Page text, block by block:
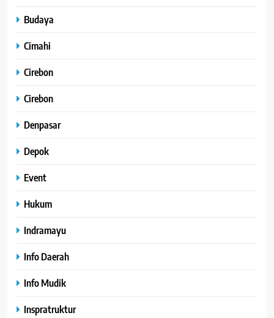
Budaya
Cimahi
Cirebon
Cirebon
Denpasar
Depok
Event
Hukum
Indramayu
Info Daerah
Info Mudik
Inspratruktur